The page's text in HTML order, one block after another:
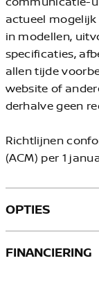
actueel
in modellen,
specificaties,
allen tijde
website of
derhalve geen
Richtlijnen
(ACM) per 1
OPTIES
FINANCIERING